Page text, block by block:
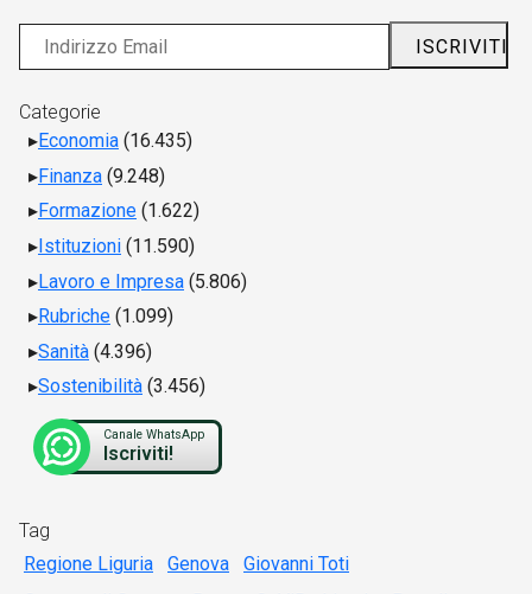
Categorie
Economia (16.435)
Finanza (9.248)
Formazione (1.622)
Istituzioni (11.590)
Lavoro e Impresa (5.806)
Rubriche (1.099)
Sanità (4.396)
Sostenibilità (3.456)
Canale WhatsApp
Iscriviti!
Tag
Regione Liguria
Genova
Giovanni Toti